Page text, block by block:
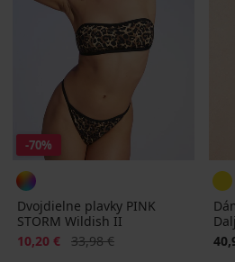
-70%
Dvojdielne plavky PINK
STORM Wildish II
Zľava
10,20 € Pôvodná cena
33,98 €